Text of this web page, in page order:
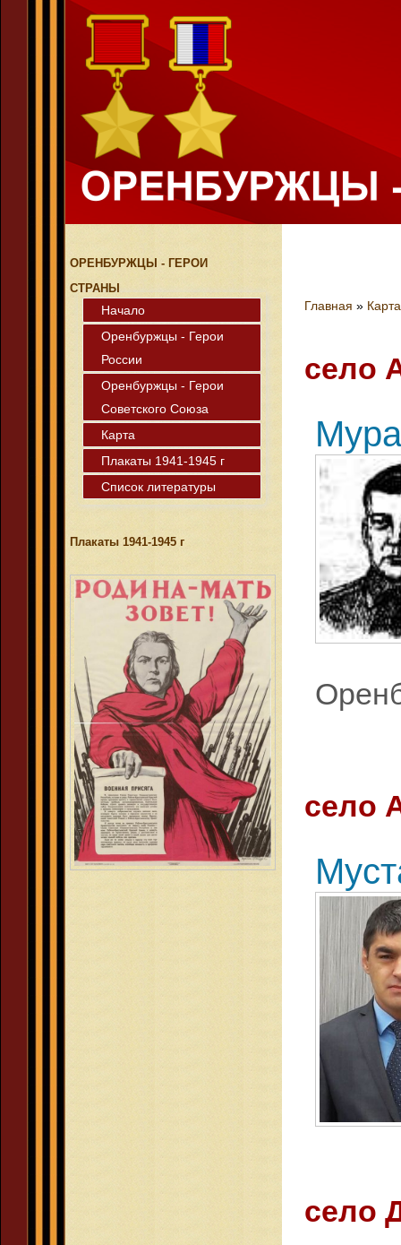
ОРЕНБУРЖЦЫ - ГЕРОИ
СТРАНЫ
Начало
Оренбуржцы - Герои
России
Оренбуржцы - Герои
Советского Союза
Карта
Плакаты 1941-1945 г
Список литературы
Плакаты 1941-1945 г
Главная » Карта
село
село
село